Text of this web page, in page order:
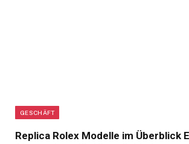
GESCHÄFT
Replica Rolex Modelle im Überblick